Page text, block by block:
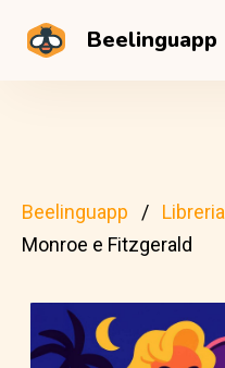
Beelinguapp
Beelinguapp Libreria
Monroe e Fitzgerald